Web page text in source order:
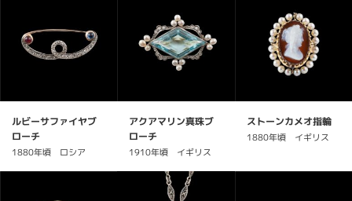
ルビーサファイヤブ
ローチ
1880年頃 ロシア
アクアマリン真珠ブ
ローチ
1910年頃 イギリス
ストーンカメオ指輪
1880年頃 イギリス